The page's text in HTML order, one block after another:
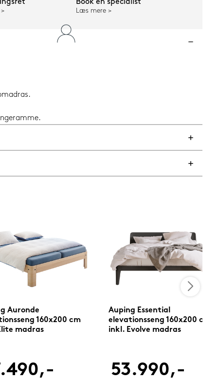
Book en specialist
Læs mere
Auronde
160x200 cm
madras
Auping Essential
elevationsseng 160x200 cm
inkl. Evolve madras
53.990,-